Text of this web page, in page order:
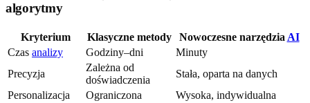
algorytmy
Kryterium Klasyczne metody Nowoczesne narzędzia AI
Czas analizy Godziny–dni
Minuty
Precyzja
Zależna od
doświadczenia
Stała, oparta na danych
Personalizacja
Ograniczona
Wysoka, indywidualna